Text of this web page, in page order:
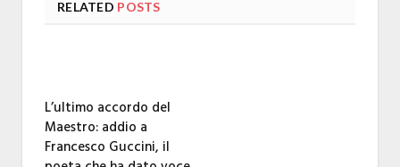
RELATED POSTS
L’ultimo accordo del
Maestro: addio a
Francesco Guccini, il